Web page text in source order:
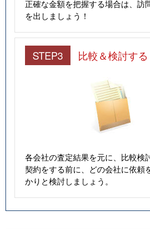
正確な金額を把握する場合は、訪
を出しましょう！
STEP3 比較＆検討する
各会社の査定結果を元に、比較検
契約をする前に、どの会社に依頼
かりと検討しましょう。